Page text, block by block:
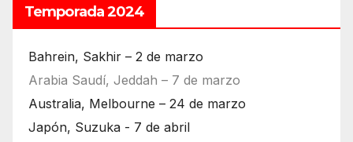
Temporada 2024
Bahrein, Sakhir – 2 de marzo
Arabia Saudí, Jeddah – 7 de marzo
Australia, Melbourne – 24 de marzo
Japón, Suzuka - 7 de abril